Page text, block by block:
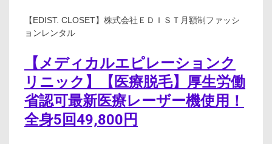
【EDIST. CLOSET】株式会社ＥＤＩＳＴ月額制ファッシ
ョンレンタル
【メディカルエピレーションク
リニック】【医療脱毛】厚生労働
省認可最新医療レーザー機使用！
全身5回49,800円